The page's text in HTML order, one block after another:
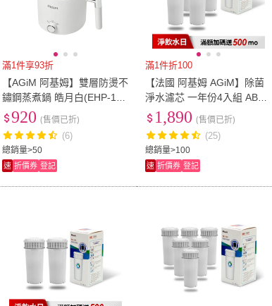
滿1件享93折
【AGiM 阿基姆】雙層防燙不
鏽鋼蒸煮鍋 皓月白(EHP-150
-WH)
總銷量>50
920 (售價已折)
(6)
速 折價券 登記
滿1件折100
【法國 阿基姆 AGiM】除菌
淨水濾芯 一年份4入組 ABS1
19(IW-2701/FK-2501專用)
總銷量>100
1,890 (售價已折)
(25)
速 折價券 登記